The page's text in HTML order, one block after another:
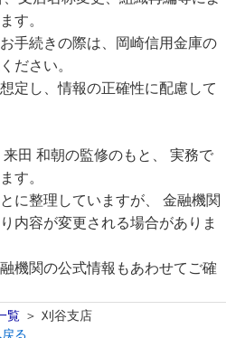
す。
手続きの際は、岡崎信用金庫の
ださい。
定し、情報の正確性に配慮して
田 和朝の監修のもと、 実務で
す。
に整理していますが、 金融機関
内容が変更される場合がありま
機関の公式情報もあわせてご確
覧
刈谷支店
る